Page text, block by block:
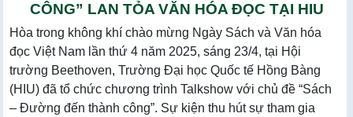
CÔNG” LAN TỎA VĂN HÓA ĐỌC TẠI HIU
Hòa trong không khí chào mừng Ngày Sách và Văn hóa
đọc Việt Nam lần thứ 4 năm 2025, sáng 23/4, tại Hội
trường Beethoven, Trường Đại học Quốc tế Hồng Bàng
(HIU) đã tổ chức chương trình Talkshow với chủ đề “Sách
– Đường đến thành công”. Sự kiện thu hút sự tham gia